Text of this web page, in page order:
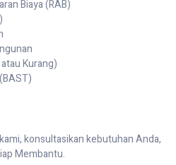
Biaya (RAB)
Kurang)
konsultasikan kebutuhan Anda,
Membantu.